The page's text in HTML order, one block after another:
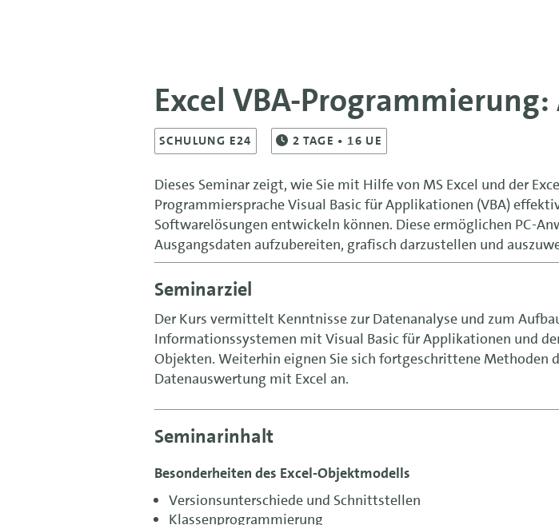
Excel VBA-
SCHULUNG E24 2TAGE • 16 UE
Dieses Seminar zeigt, wie Sie mit Hilfe von MS Excel und der
Programmiersprache Visual Basic für Applikationen (VBA)
Softwarelösungen entwickeln können. Diese ermöglichen PC-
Ausgangsdaten aufzubereiten, grafisch darzustellen und
Seminarziel
Der Kurs vermittelt Kenntnisse zur Datenanalyse und zum
Informationssystemen mit Visual Basic für Applikationen und
Objekten. Weiterhin eignen Sie sich fortgeschrittene Methoden
Datenauswertung mit Excel an.
Seminarinhalt
Besonderheiten des Excel-Objektmodells
Versionsunterschiede und Schnittstellen
Klassenprogrammierung